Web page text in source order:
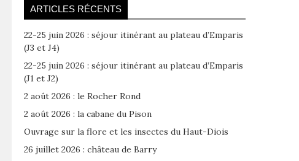
ARTICLES RÉCENTS
22-25 juin 2026 : séjour itinérant au plateau d’Emparis
(J3 et J4)
22-25 juin 2026 : séjour itinérant au plateau d’Emparis
(J1 et J2)
2 août 2026 : le Rocher Rond
2 août 2026 : la cabane du Pison
Ouvrage sur la flore et les insectes du Haut-Diois
26 juillet 2026 : château de Barry